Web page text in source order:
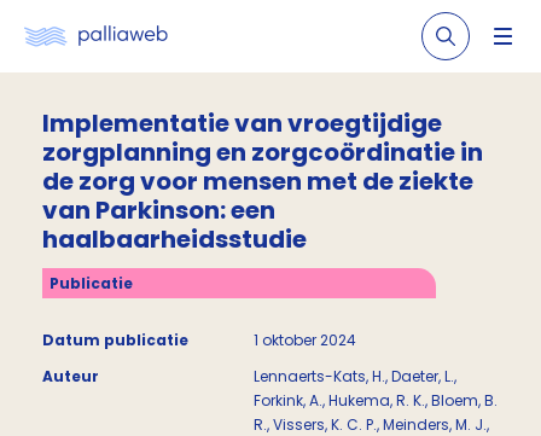
Implementatie van vroegtijdige
zorgplanning en zorgcoördinatie in
de zorg voor mensen met de ziekte
van Parkinson: een
haalbaarheidsstudie
Publicatie
Datum publicatie
1 oktober 2024
Auteur
Lennaerts-Kats, H., Daeter, L.,
Forkink, A., Hukema, R. K., Bloem, B.
R., Vissers, K. C. P., Meinders, M. J.,